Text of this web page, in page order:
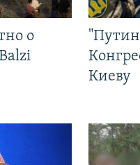
о
Киеву